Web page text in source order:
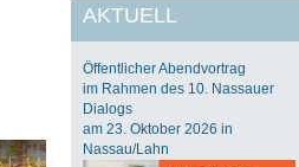
AKTUELL
Öffentlicher Abendvortrag
im Rahmen des 10. Nassauer
Dialogs
am 23. Oktober 2026 in
Nassau/Lahn